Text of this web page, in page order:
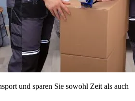
und sparen Sie sowohl Zeit als auch